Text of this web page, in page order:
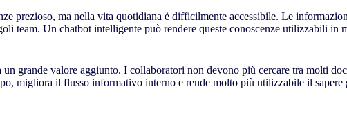
prezioso, ma nella vita quotidiana è difficilmente accessibile. Le
team. Un chatbot intelligente può rendere queste conoscenze utilizzabili
grande valore aggiunto. I collaboratori non devono più cercare tra molti
migliora il flusso informativo interno e rende molto più utilizzabile il